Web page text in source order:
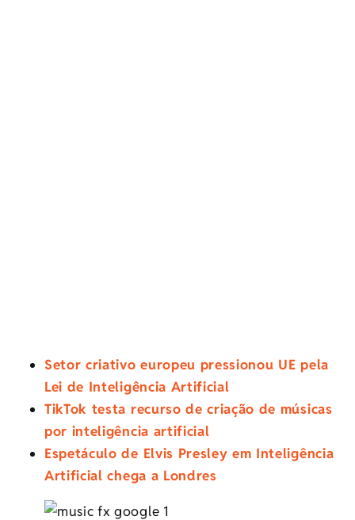
Setor criativo europeu pressionou UE pela
Lei de Inteligência Artificial
TikTok testa recurso de criação de músicas
por inteligência artificial
Espetáculo de Elvis Presley em Inteligência
Artificial chega a Londres